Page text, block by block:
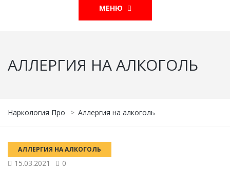
МЕНЮ
АЛЛЕРГИЯ НА АЛКОГОЛЬ
Наркология Про > Аллергия на алкоголь
АЛЛЕРГИЯ НА АЛКОГОЛЬ
15.03.2021 0